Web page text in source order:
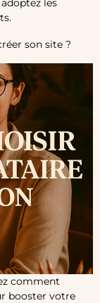
les
son site ?
comment
booster votre